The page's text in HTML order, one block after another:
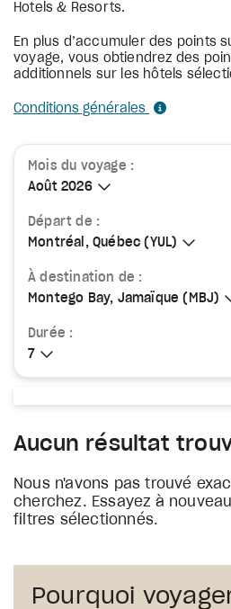
Hotels & Resorts.
En plus d’accumuler des points
voyage, vous obtiendrez des
additionnels sur les hôtels
Conditions générales
Mois du voyage :
Août 2026
Août 2026
Départ de :
Montréal, Québec (YUL)
Montréal, Québec (YUL)
À destination de :
Montego Bay, Jamaïque (MBJ)
Montego Bay, Jamaïque (MBJ)
Durée :
7
7
Aucun résultat
Nous n'avons pas trouvé
cherchez. Essayez à
filtres sélectionnés.
Pourquoi